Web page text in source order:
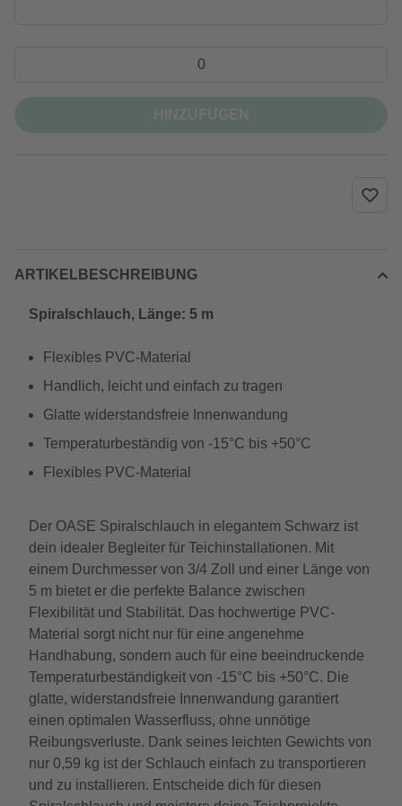
ARTIKELBESCHREIBUNG
Spiralschlauch, Länge: 5 m
Flexibles PVC-Material
Handlich, leicht und einfach zu tragen
Glatte widerstandsfreie Innenwandung
Temperaturbeständig von -15°C bis +50°C
Flexibles PVC-Material
Der OASE Spiralschlauch in elegantem Schwarz ist
dein idealer Begleiter für Teichinstallationen. Mit
einem Durchmesser von 3/4 Zoll und einer Länge von
5 m bietet er die perfekte Balance zwischen
Flexibilität und Stabilität. Das hochwertige PVC-
Material sorgt nicht nur für eine angenehme
Handhabung, sondern auch für eine beeindruckende
Temperaturbeständigkeit von -15°C bis +50°C. Die
glatte, widerstandsfreie Innenwandung garantiert
einen optimalen Wasserfluss, ohne unnötige
Reibungsverluste. Dank seines leichten Gewichts von
nur 0,59 kg ist der Schlauch einfach zu transportieren
und zu installieren. Entscheide dich für diesen